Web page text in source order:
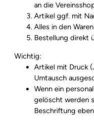
an die
Artikel ggf. mit
Alles in den
Bestellung direkt
Wichtig:
Artikel mit Druck
Umtausch
Wenn ein
gelöscht werden
Beschriftung